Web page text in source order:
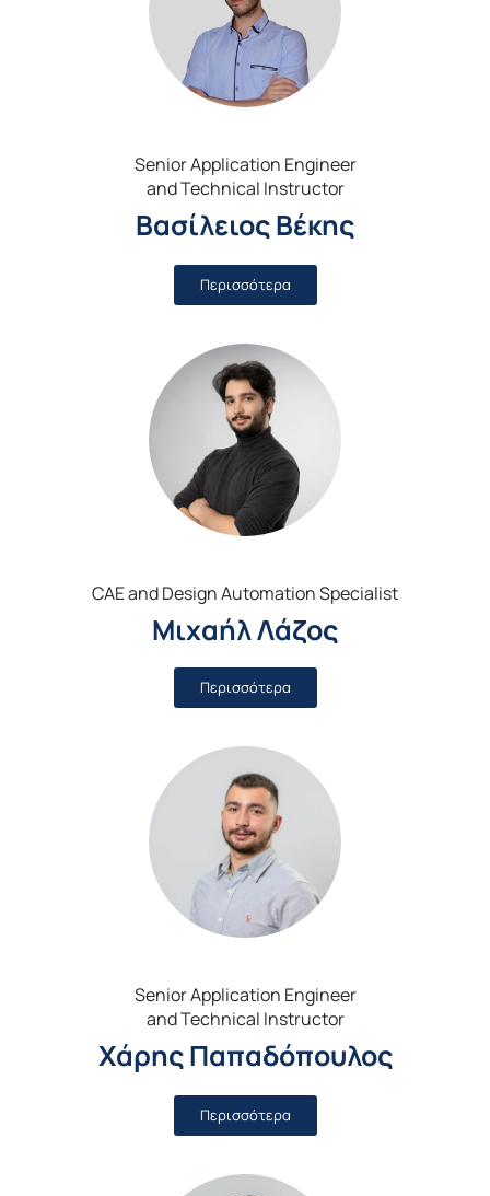
Senior Application Engineer
and Technical Instructor
Βασίλειος Βέκης
Περισσότερα
CAE and Design Automation Specialist
Μιχαήλ Λάζος
Περισσότερα
Senior Application Engineer
and Technical Instructor
Χάρης Παπαδόπουλος
Περισσότερα